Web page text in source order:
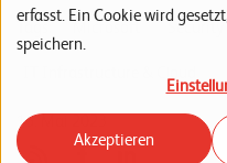
erfasst. Ein Cookie wird
speichern.
Akzeptieren
Tags: Microsoft Security
15. Mai 2023